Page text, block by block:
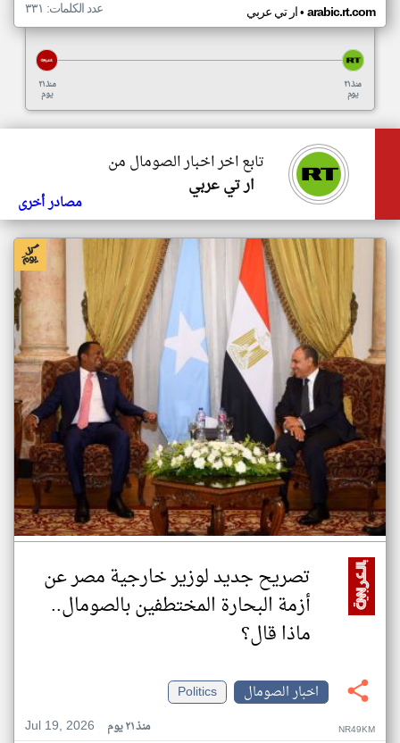
ار تي عربي• arabic.rt.com عدد الكلمات: ٣٣١
منذ ٢١
يوم
منذ ٢١
يوم
تابع اخر اخبار الصومال من
ار تي عربي
مصادر أخرى
تصريح جديد لوزير خارجية مصر عن
أزمة البحارة المختطفين بالصومال..
ماذا قال؟
اخبار الصومال
Politics
Jul 19, 2026
منذ ٢١ يوم NR49KM